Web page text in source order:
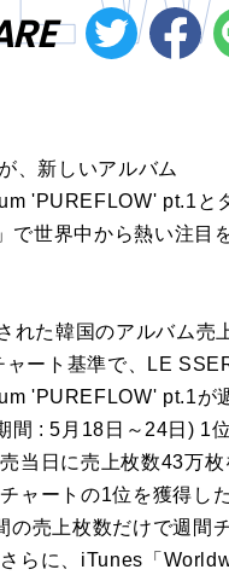
が 、新しいアルバム
'PUREFLOW' pt.1 と
で世界中から熱い注目
れた韓国のアルバム売
ャート 基準で、 LE
'PUREFLOW' pt.1が
間 : 5 月18日～24日) 1
当日に売上枚数43万枚
チャートの1位を獲得し
の売上枚数だけで週間
らに、iTunes「